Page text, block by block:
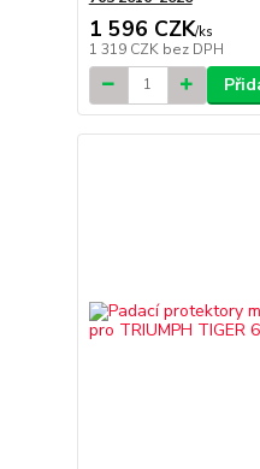
1 596 CZK/ks
1 319 CZK bez DPH